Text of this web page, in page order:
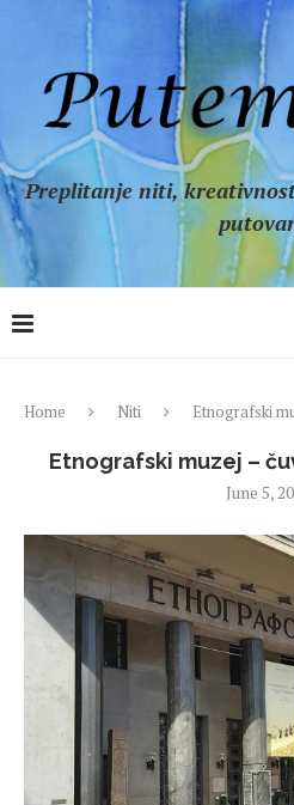
Preplitanje niti,
Home Niti Etnografski
Etnografski muzej –
June 5,